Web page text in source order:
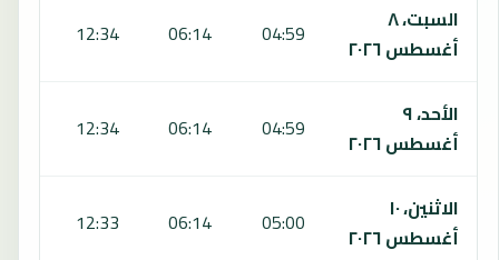
السبت، ٨
أغسطس ٢٠٢٦
04:59
06:14
12:34
الأحد، ٩
أغسطس ٢٠٢٦
04:59
06:14
12:34
الاثنين، ١٠
أغسطس ٢٠٢٦
05:00
06:14
12:33